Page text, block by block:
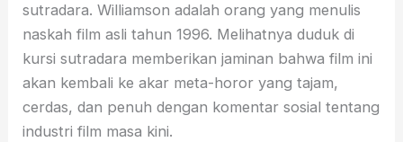
sutradara. Williamson adalah orang yang menulis
naskah film asli tahun 1996. Melihatnya duduk di
kursi sutradara memberikan jaminan bahwa film ini
akan kembali ke akar meta-horor yang tajam,
cerdas, dan penuh dengan komentar sosial tentang
industri film masa kini.